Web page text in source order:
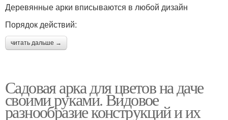
Деревянные арки вписываются в любой дизайн
Порядок действий:
читать дальше →
Садовая арка для цветов на даче
своими руками. Видовое
разнообразие конструкций и их